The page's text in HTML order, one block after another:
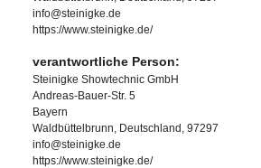
info@steinigke.de
https://www.steinigke.de/
verantwortliche Person:
Steinigke Showtechnic GmbH
Andreas-Bauer-Str. 5
Bayern
Waldbüttelbrunn, Deutschland, 97297
info@steinigke.de
https://www.steinigke.de/